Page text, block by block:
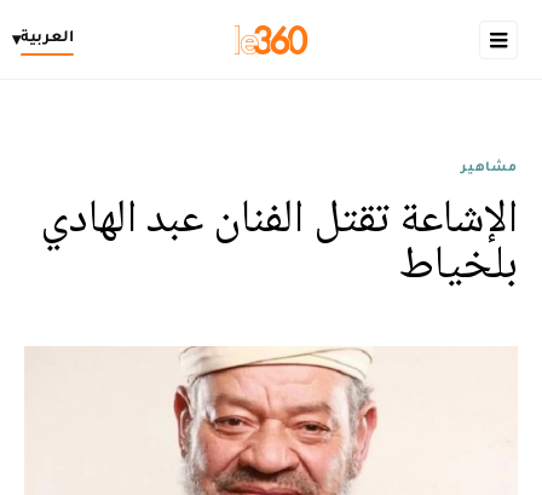
العربية▾
مشاهير
الإشاعة تقتل الفنان عبد الهادي
بلخياط